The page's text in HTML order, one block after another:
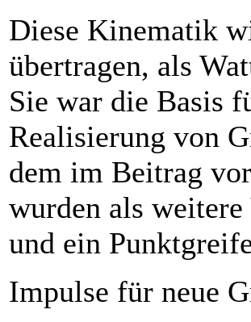
Diese Kinematik
übertragen, als
Sie war die Basis
Realisierung von
dem im Beitrag
wurden als
und ein
Impulse für neue